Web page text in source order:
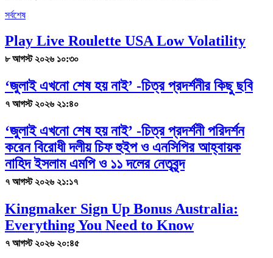
সর্বশেষ
Play Live Roulette USA Low Volatility
৮ আগস্ট ২০২৬ ১০:৩০
‘জুলাই এখনো শেষ হয় নাই’ -চিত্র প্রদর্শনীর কিছু ছবি
৭ আগস্ট ২০২৬ ২১:৪০
‘জুলাই এখনো শেষ হয় নাই’ -চিত্র প্রদর্শনী পরিদর্শন
করেন বিরোধী দলীয় চিফ হুইপ ও এনসিপির আহ্বায়ক
নাহিদ ইসলাম এমপি ও ১১ দলের নেতৃবৃন্দ
৭ আগস্ট ২০২৬ ২১:১৭
Kingmaker Sign Up Bonus Australia:
Everything You Need to Know
৭ আগস্ট ২০২৬ ২০:৪৫